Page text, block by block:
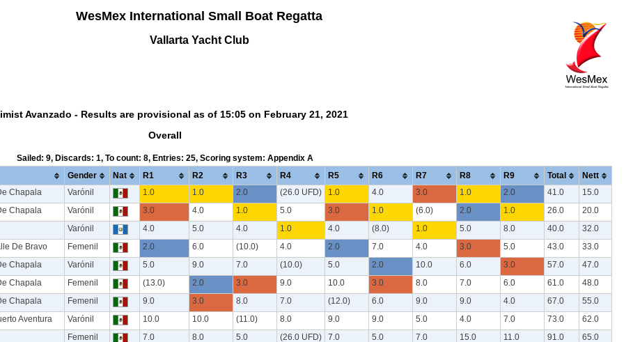
WesMex International Small Boat Regatta
Vallarta Yacht Club
Avanzado - Results are provisional as of 15:05 on February 21, 2021
Overall
Sailed: 9, Discards: 1, To count: 8, Entries: 25, Scoring system: Appendix A
Gender Nat R1 R2 R3 R4 R5 R6 R7 R8 R9 Total Nett
Chapala Varónil 1.0 1.0 2.0 (26.0 UFD) 1.0 4.0 3.0 1.0 2.0 41.0 15.0
Chapala Varónil 3.0 4.0 1.0 5.0 3.0 1.0 (6.0) 2.0 1.0 26.0 20.0
Varónil 4.0 5.0 4.0 1.0 4.0 (8.0) 1.0 5.0 8.0 40.0 32.0
De Bravo Femenil 2.0 6.0 (10.0) 4.0 2.0 7.0 4.0 3.0 5.0 43.0 33.0
Chapala Varónil 5.0 9.0 7.0 (10.0) 5.0 2.0 10.0 6.0 3.0 57.0 47.0
Chapala Femenil (13.0) 2.0 3.0 9.0 10.0 3.0 8.0 7.0 6.0 61.0 48.0
Chapala Femenil 9.0 3.0 8.0 7.0 (12.0) 6.0 9.0 9.0 4.0 67.0 55.0
Aventura Varónil 10.0 10.0 (11.0) 8.0 9.0 9.0 5.0 4.0 7.0 73.0 62.0
Femenil 7.0 8.0 5.0 (26.0 UFD) 7.0 5.0 7.0 15.0 11.0 91.0 65.0